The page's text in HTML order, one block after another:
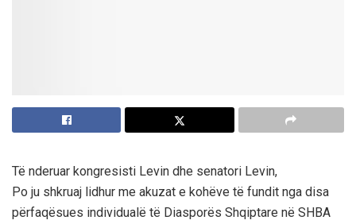
Të nderuar kongresisti Levin dhe senatori Levin,
Po ju shkruaj lidhur me akuzat e kohëve të fundit nga disa
përfaqësues individualë të Diasporës Shqiptare në SHBA